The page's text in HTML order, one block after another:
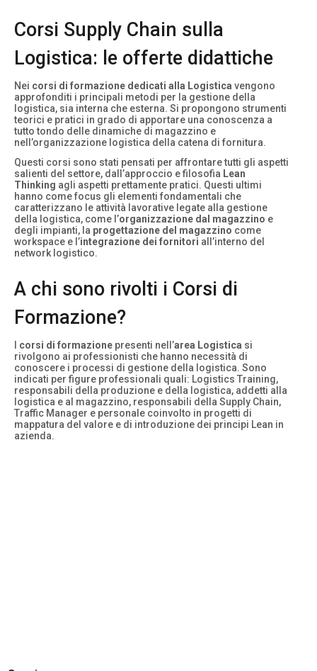
Corsi Supply Chain sulla
Logistica: le offerte didattiche
Nei corsi di formazione dedicati alla Logistica vengono
approfonditi i principali metodi per la gestione della
logistica, sia interna che esterna. Si propongono strumenti
teorici e pratici in grado di apportare una conoscenza a
tutto tondo delle dinamiche di magazzino e
nell’organizzazione logistica della catena di fornitura.
Questi corsi sono stati pensati per affrontare tutti gli aspetti
salienti del settore, dall’approccio e filosofia Lean
Thinking agli aspetti prettamente pratici. Questi ultimi
hanno come focus gli elementi fondamentali che
caratterizzano le attività lavorative legate alla gestione
della logistica, come l’organizzazione dal magazzino e
degli impianti, la progettazione del magazzino come
workspace e l’integrazione dei fornitori all’interno del
network logistico.
A chi sono rivolti i Corsi di
Formazione?
corsi di formazione presenti nell’area Logistica si
rivolgono ai professionisti che hanno necessità di
conoscere i processi di gestione della logistica. Sono
indicati per figure professionali quali: Logistics Training,
responsabili della produzione e della logistica, addetti alla
logistica e al magazzino, responsabili della Supply Chain,
Traffic Manager e personale coinvolto in progetti di
mappatura del valore e di introduzione dei principi Lean in
azienda.